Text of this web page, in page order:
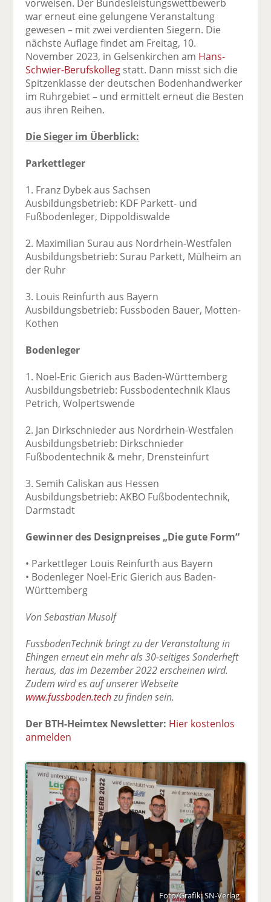
vorweisen. Der Bundesleistungswettbewerb
war erneut eine gelungene Veranstaltung
gewesen – mit zwei verdienten Siegern. Die
nächste Auflage findet am Freitag, 10.
November 2023, in Gelsenkirchen am Hans-
Schwier-Berufskolleg statt. Dann misst sich die
Spitzenklasse der deutschen Bodenhandwerker
im Ruhrgebiet – und ermittelt erneut die Besten
aus ihren Reihen.
Die Sieger im Überblick:
Parkettleger
1. Franz Dybek aus Sachsen
Ausbildungsbetrieb: KDF Parkett- und
Fußbodenleger, Dippoldiswalde
2. Maximilian Surau aus Nordrhein-Westfalen
Ausbildungsbetrieb: Surau Parkett, Mülheim an
der Ruhr
3. Louis Reinfurth aus Bayern
Ausbildungsbetrieb: Fussboden Bauer, Motten-
Kothen
Bodenleger
1. Noel-Eric Gierich aus Baden-Württemberg
Ausbildungsbetrieb: Fussbodentechnik Klaus
Petrich, Wolpertswende
2. Jan Dirkschnieder aus Nordrhein-Westfalen
Ausbildungsbetrieb: Dirkschnieder
Fußbodentechnik & mehr, Drensteinfurt
3. Semih Caliskan aus Hessen
Ausbildungsbetrieb: AKBO Fußbodentechnik,
Darmstadt
Gewinner des Designpreises „Die gute Form“
• Parkettleger Louis Reinfurth aus Bayern
• Bodenleger Noel-Eric Gierich aus Baden-
Württemberg
Von Sebastian Musolf
FussbodenTechnik bringt zu der Veranstaltung in
Ehingen erneut ein mehr als 30-seitiges Sonderheft
heraus, das im Dezember 2022 erscheinen wird.
Zudem wird es auf unserer Webseite
www.fussboden.techzu finden sein.
Der BTH-Heimtex Newsletter: Hier kostenlos
anmelden
Foto/Grafik: SN-Verlag